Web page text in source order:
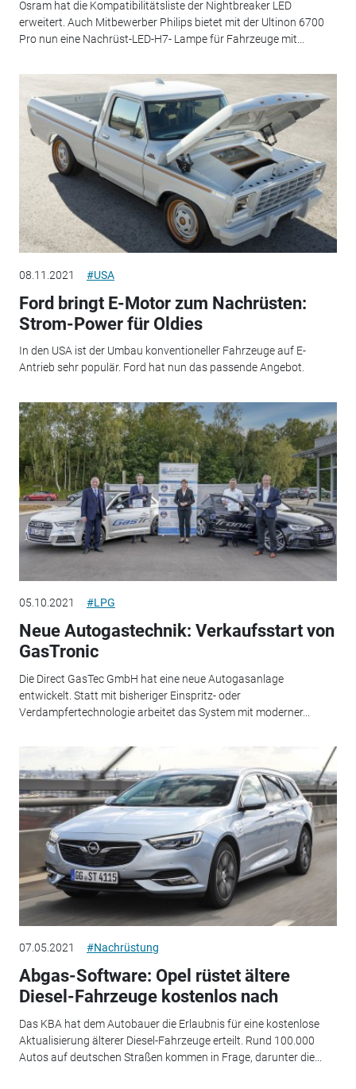
Osram hat die Kompatibilitätsliste der Nightbreaker LED
erweitert. Auch Mitbewerber Philips bietet mit der Ultinon 6700
Pro nun eine Nachrüst-LED-H7- Lampe für Fahrzeuge mit...
08.11.2021 #USA
Ford bringt E-Motor zum Nachrüsten:
Strom-Power für Oldies
In den USA ist der Umbau konventioneller Fahrzeuge auf E-
Antrieb sehr populär. Ford hat nun das passende Angebot.
05.10.2021 #LPG
Neue Autogastechnik: Verkaufsstart von
GasTronic
Die Direct GasTec GmbH hat eine neue Autogasanlage
entwickelt. Statt mit bisheriger Einspritz- oder
Verdampfertechnologie arbeitet das System mit moderner...
07.05.2021 #Nachrüstung
Abgas-Software: Opel rüstet ältere
Diesel-Fahrzeuge kostenlos nach
Das KBA hat dem Autobauer die Erlaubnis für eine kostenlose
Aktualisierung älterer Diesel-Fahrzeuge erteilt. Rund 100.000
Autos auf deutschen Straßen kommen in Frage, darunter die...